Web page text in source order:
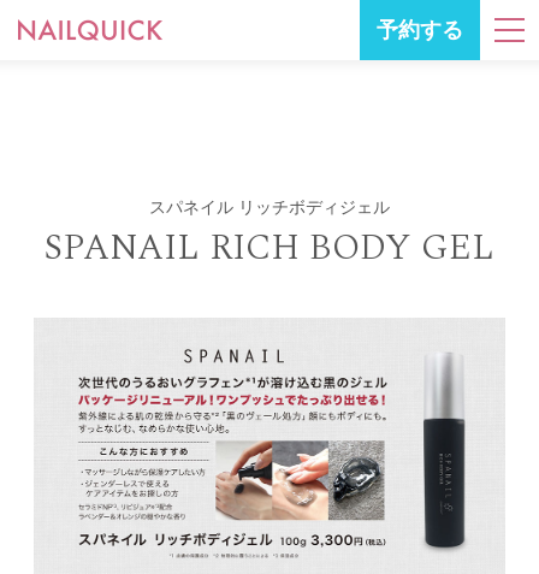
予約する
スパネイル リッチボディジェル
SPANAIL RICH BODY GEL